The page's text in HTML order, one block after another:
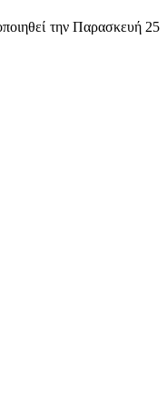
την Παρασκευή 25